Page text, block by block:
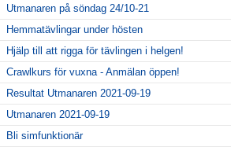
Utmanaren på söndag 24/10-21
Hemmatävlingar under hösten
Hjälp till att rigga för tävlingen i helgen!
Crawlkurs för vuxna - Anmälan öppen!
Resultat Utmanaren 2021-09-19
Utmanaren 2021-09-19
Bli simfunktionär